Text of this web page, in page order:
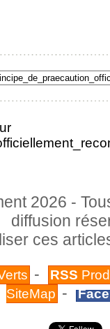
2026 -
diffusion
ces
- RSS
SiteMap -